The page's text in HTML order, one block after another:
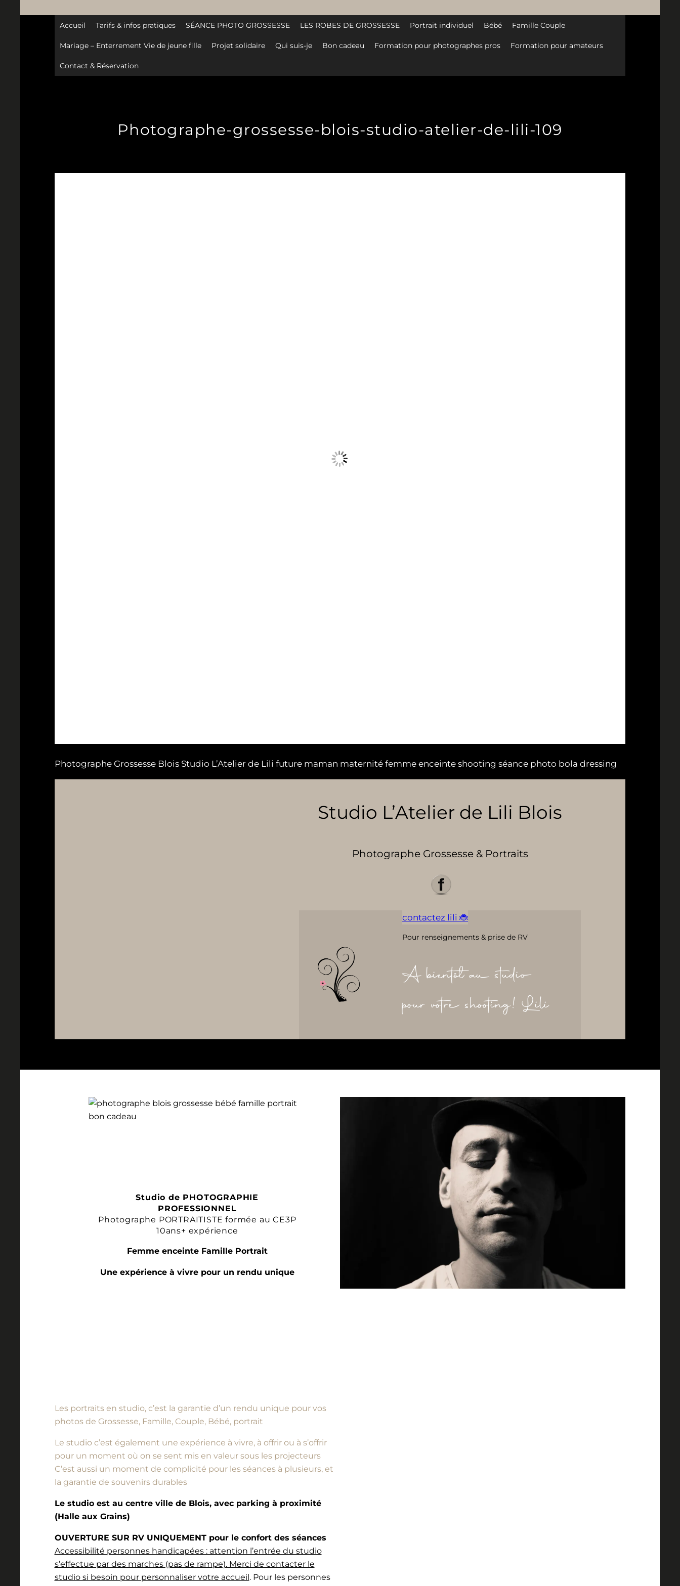
Accueil Tarifs & infos pratiques SÉANCE PHOTO GROSSESSE LES ROBES DE GROSSESSE Portrait individuel Bébé Famille Couple
Mariage – Enterrement Vie de jeune fille Projet solidaire Qui suis-je Bon cadeau Formation pour photographes pros Formation pour amateurs
Contact & Réservation
Photographe-grossesse-blois-studio-atelier-de-lili-109
Photographe Grossesse Blois Studio L’Atelier de Lili future maman maternité femme enceinte shooting séance photo bola dressing
Studio L’Atelier de Lili Blois
Photographe Grossesse & Portraits
contactez lili 🐞
Pour renseignements & prise de RV
A bientôt au studio
pour votre shooting! Lili
Studio de PHOTOGRAPHIE
PROFESSIONNEL
Photographe PORTRAITISTE formée au CE3P
10ans+ expérience
Femme enceinte Famille Portrait
Une expérience à vivre pour un rendu unique
Les portraits en studio, c’est la garantie d’un rendu unique pour vos
photos de Grossesse, Famille, Couple, Bébé, portrait
Le studio c’est également une expérience à vivre, à offrir ou à s’offrir
pour un moment où on se sent mis en valeur sous les projecteurs
C’est aussi un moment de complicité pour les séances à plusieurs, et
la garantie de souvenirs durables
Le studio est au centre ville de Blois, avec parking à proximité
(Halle aux Grains)
OUVERTURE SUR RV UNIQUEMENT pour le confort des séances
Accessibilité personnes handicapées : attention l’entrée du studio
s’effectue par des marches (pas de rampe). Merci de contacter le
studio si besoin pour personnaliser votre accueil. Pour les personnes